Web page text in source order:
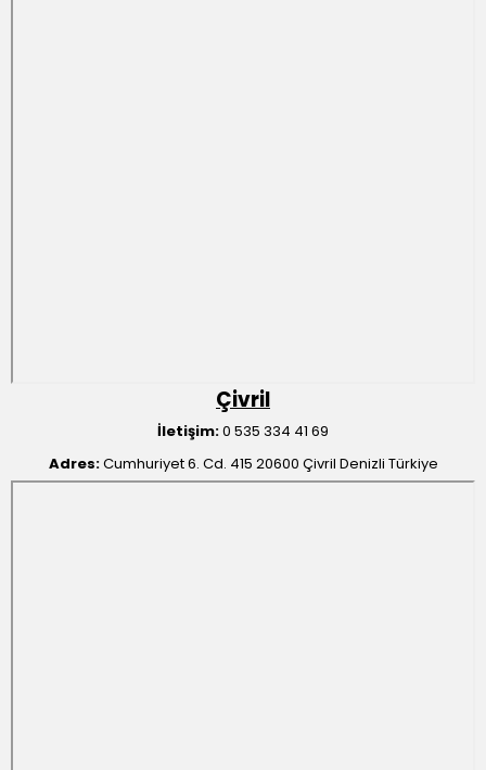
Çivril
İletişim:0 535 334 41 69
Adres:Cumhuriyet 6. Cd. 415 20600 Çivril Denizli Türkiye